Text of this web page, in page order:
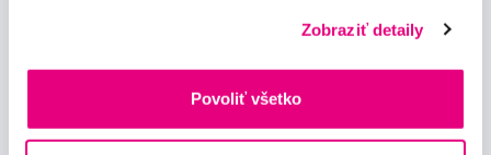
Zobraziť detaily
Povoliť všetko